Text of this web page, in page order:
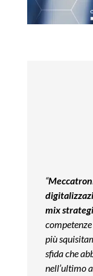
“
mix
più
sfida che
nell’ultimo